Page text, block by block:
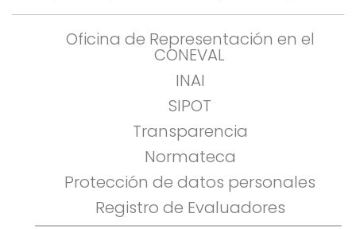
Oficina de Representación en el
CONEVAL
INAI
SIPOT
Transparencia
Normateca
Protección de datos personales
Registro de Evaluadores